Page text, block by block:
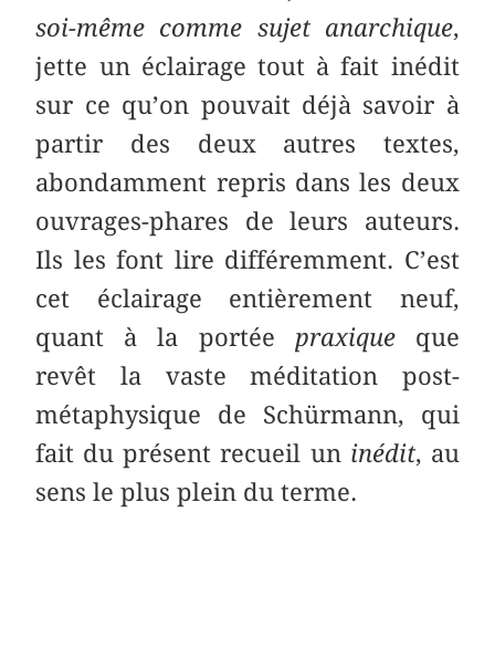
soi-même comme sujet anarchique,
jette un éclairage tout à fait inédit
sur ce qu’on pouvait déjà savoir à
partir des deux autres textes,
abondamment repris dans les deux
ouvrages-phares de leurs auteurs.
Ils les font lire différemment. C’est
cet éclairage entièrement neuf,
quant à la portée praxique que
revêt la vaste méditation post-
métaphysique de Schürmann, qui
fait du présent recueil un inédit, au
sens le plus plein du terme.